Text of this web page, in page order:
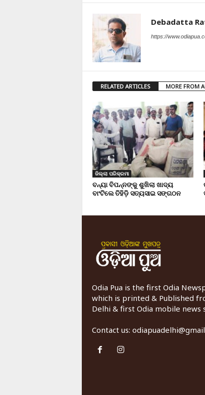
Debadatta
https://
RELATED ARTICLES MORE FROM
ଜିଲ୍ଲା ପରିକ୍ରମା
ବନ୍ୟା ବିପନ୍ନଙ୍କୁ ଶୁଖିଲା ଖାଦ୍ୟ
ବାଂଟିଲେ ତିହିଡି଼ ସତ୍ୟସାଇ ସଙ୍ଗଠନ
Odia Pua is the first Odia
which is printed & Published
Delhi & first Odia mobile news
Contact us: